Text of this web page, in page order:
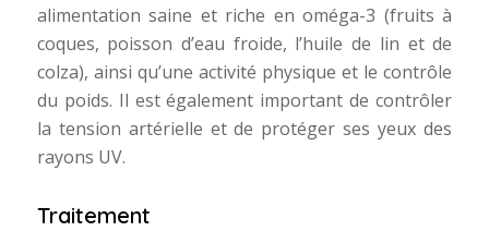
alimentation saine et riche en oméga-3 (fruits à
coques, poisson d’eau froide, l’huile de lin et de
colza), ainsi qu’une activité physique et le contrôle
du poids. Il est également important de contrôler
la tension artérielle et de protéger ses yeux des
rayons UV.
Traitement